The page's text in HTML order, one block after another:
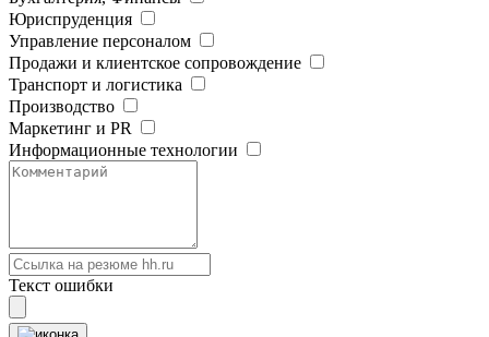
Юриспруденция
Управление персоналом
Продажи и клиентское сопровождение
Транспорт и логистика
Производство
Маркетинг и PR
Информационные технологии
Текст ошибки